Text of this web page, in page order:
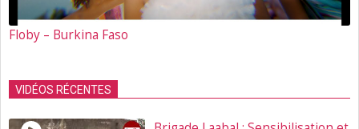
Floby – Burkina Faso
VIDÉOS RÉCENTES